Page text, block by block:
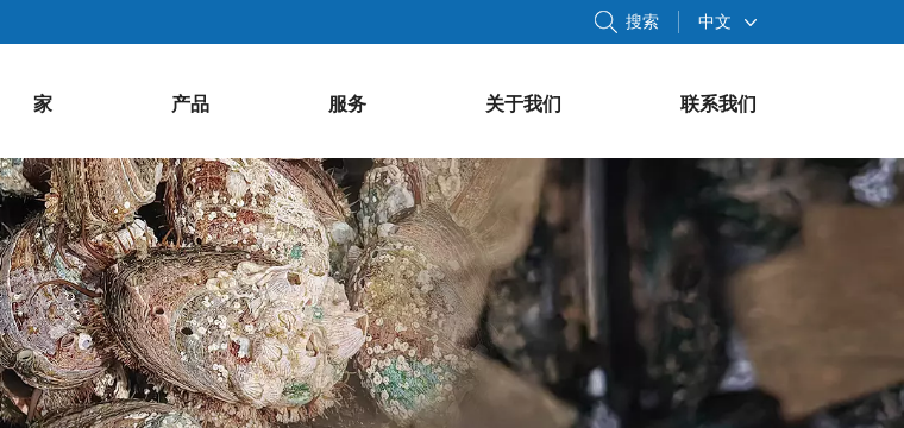
中文
搜索
家 产品 服务 关于我们 联系我们